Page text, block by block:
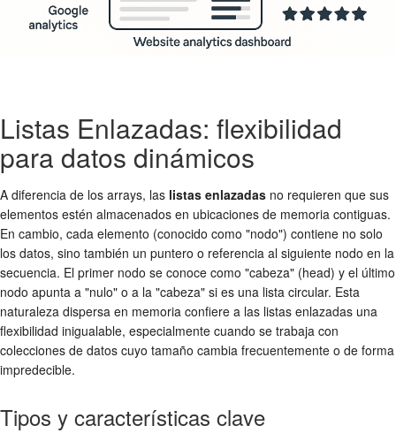
Listas Enlazadas: flexibilidad
para datos dinámicos
A diferencia de los arrays, las listas enlazadas no requieren que sus
elementos estén almacenados en ubicaciones de memoria contiguas.
En cambio, cada elemento (conocido como "nodo") contiene no solo
los datos, sino también un puntero o referencia al siguiente nodo en la
secuencia. El primer nodo se conoce como "cabeza" (head) y el último
nodo apunta a "nulo" o a la "cabeza" si es una lista circular. Esta
naturaleza dispersa en memoria confiere a las listas enlazadas una
flexibilidad inigualable, especialmente cuando se trabaja con
colecciones de datos cuyo tamaño cambia frecuentemente o de forma
impredecible.
Tipos y características clave